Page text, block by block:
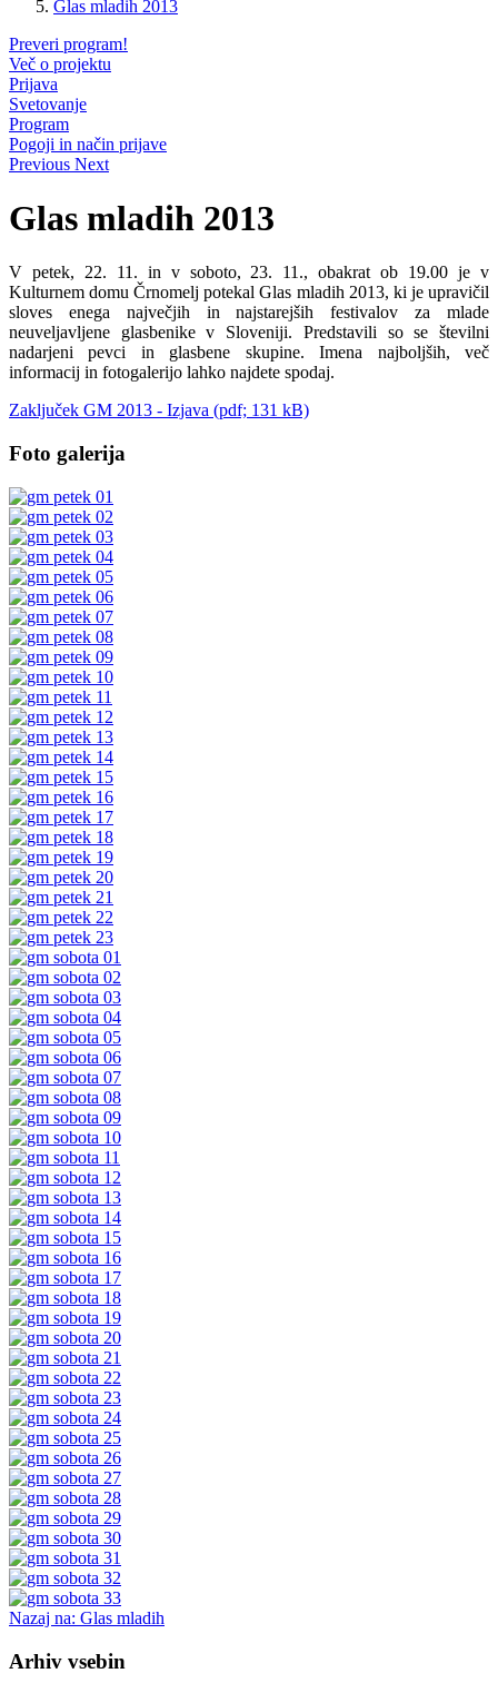
Glas mladih 2013
Preveri program!
Več o projektu
Prijava
Svetovanje
Program
Pogoji in način prijave
Previous Next
Glas mladih 2013
V petek, 22. 11. in v soboto, 23. 11., obakrat ob 19.00 je v
Kulturnem domu Črnomelj potekal Glas mladih 2013, ki je upravičil
sloves enega največjih in najstarejših festivalov za mlade
neuveljavljene glasbenike v Sloveniji. Predstavili so se številni
nadarjeni pevci in glasbene skupine. Imena najboljših, več
informacij in fotogalerijo lahko najdete spodaj.
Zaključek GM 2013 - Izjava (pdf; 131 kB)
Foto galerija
Nazaj na: Glas mladih
Arhiv vsebin